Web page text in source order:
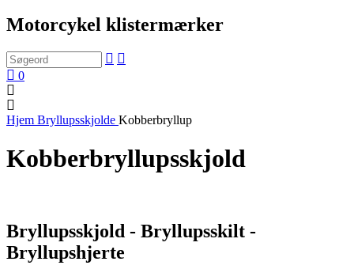
Motorcykel klistermærker
0
Hjem Bryllupsskjolde Kobberbryllup
Kobberbryllupsskjold
Bryllupsskjold - Bryllupsskilt -
Bryllupshjerte